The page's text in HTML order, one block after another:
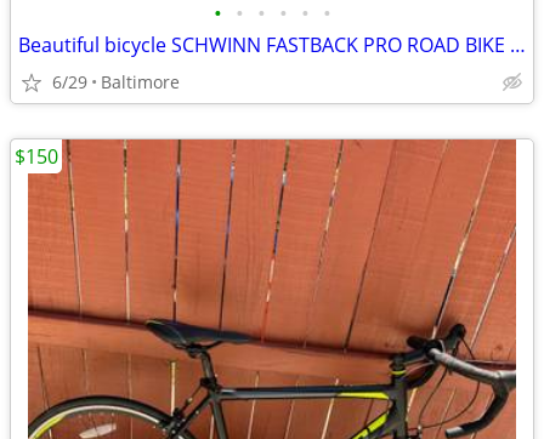
• • • • • •
Beautiful bicycle SCHWINN FASTBACK PRO ROAD BIKE – SIZE MEDIUM 🚴‍♂️
6/29 Baltimore
$150